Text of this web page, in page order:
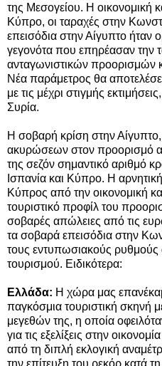
της Μεσογείου. Η οικονομική
Κύπρο, οι ταραχές στην
επεισόδια στην Αίγυπτο ήταν
γεγονότα που επηρέασαν την
ανταγωνιστικών προορισμών
Νέα παράμετρος θα
με τις μέχρι στιγμής
Συρία.
Η σοβαρή κρίση στην
ακυρώσεων στον προορισμό
της σεζόν σημαντικό αριθμό
Ισπανία και Κύπρο. Η
Κύπρος από την οικονομική
τουριστικό προφίλ του
σοβαρές απώλειες από τις
τα σοβαρά επεισόδια στην
τους εντυπωσιακούς ρυθμούς
τουρισμού. Ειδικότερα:
Ελλάδα: Η χώρα μας
παγκόσμια τουριστική σκηνή
μεγεθών της, η οποία
για τις εξελίξεις στην
από τη διπλή εκλογική
την επίτευξη του ρεκόρ κατά